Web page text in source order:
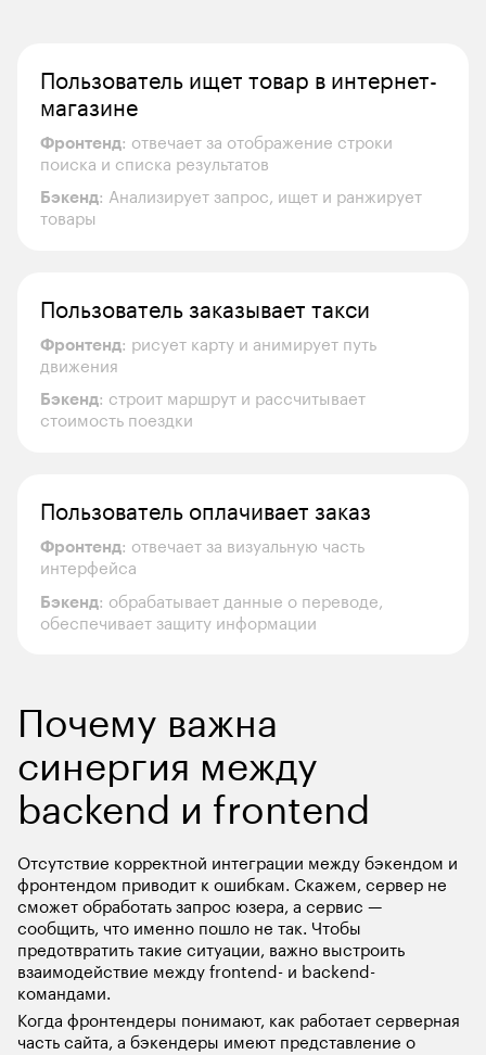
Пользователь ищет товар в интернет-
магазине
Фронтенд: отвечает за отображение строки
поиска и списка результатов
Бэкенд: Анализирует запрос, ищет и ранжирует
товары
Пользователь заказывает такси
Фронтенд: рисует карту и анимирует путь
движения
Бэкенд: строит маршрут и рассчитывает
стоимость поездки
Пользователь оплачивает заказ
Фронтенд: отвечает за визуальную часть
интерфейса
Бэкенд: обрабатывает данные о переводе,
обеспечивает защиту информации
Почему важна
синергия между
backend и frontend
Отсутствие корректной интеграции между бэкендом и
фронтендом приводит к ошибкам. Скажем, сервер не
сможет обработать запрос юзера, а сервис —
сообщить, что именно пошло не так. Чтобы
предотвратить такие ситуации, важно выстроить
взаимодействие между frontend- и backend-
командами.
Когда фронтендеры понимают, как работает серверная
часть сайта, а бэкендеры имеют представление о